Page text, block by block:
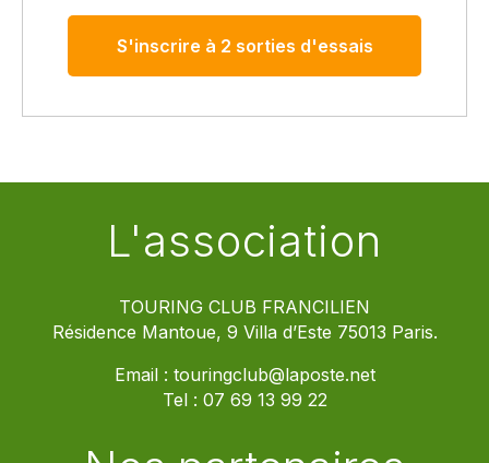
S'inscrire à 2 sorties d'essais
L'association
TOURING CLUB FRANCILIEN
Résidence Mantoue, 9 Villa d’Este 75013 Paris.
Email : touringclub@laposte.net
Tel : 07 69 13 99 22